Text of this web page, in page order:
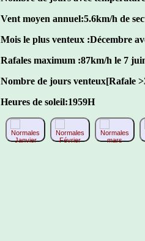
Vent moyen annuel:5.6km/h de
Mois le plus venteux :Décembre
Rafales maximum :87km/h le 7
Nombre de jours venteux[Rafale
Heures de soleil:1959H